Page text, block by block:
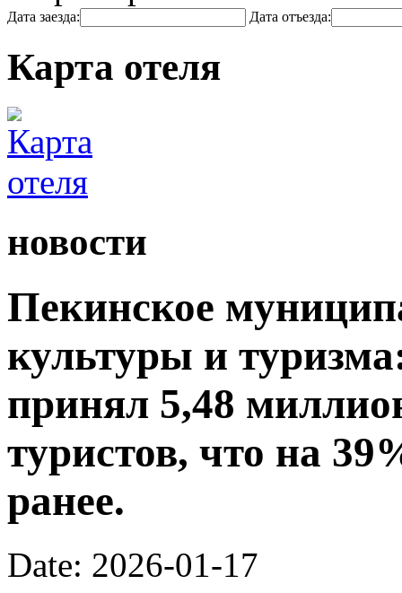
Дата заезда: Дата отъезда:
Карта отеля
новости
Пекинское
культуры и
принял 5,48
туристов, что на
ранее.
Date: 2026-01-17